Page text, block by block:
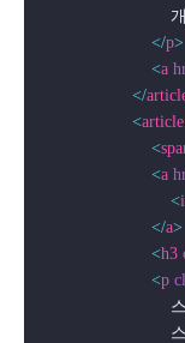
</p>
<a
</
<article
<
<a
<
</a>
<h3
<p